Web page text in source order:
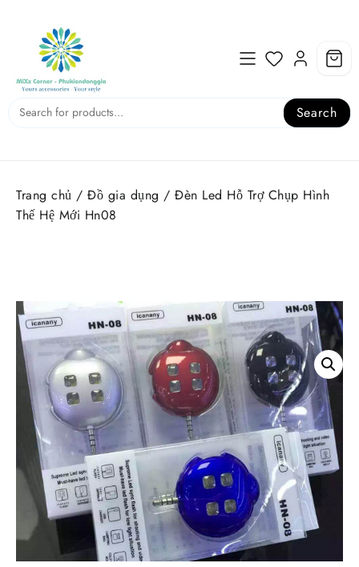
content
Search
Trang chủ / Đồ gia dụng / Đèn Led Hỗ Trợ Chụp Hình
Thế Hệ Mới Hn08